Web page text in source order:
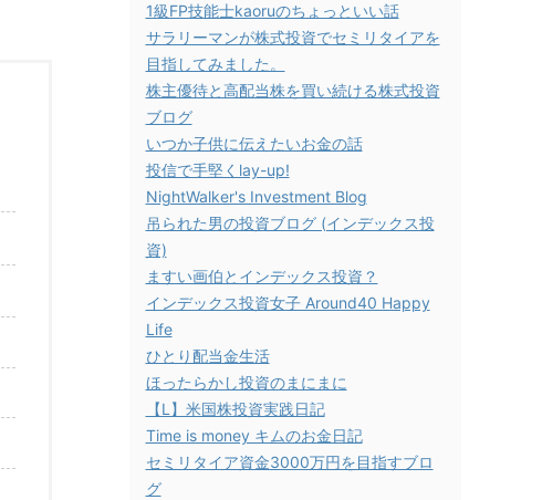
1級FP技能士kaoruのちょっといい話
サラリーマンが株式投資でセミリタイアを
目指してみました。
株主優待と高配当株を買い続ける株式投資
ブログ
いつか子供に伝えたいお金の話
投信で手堅くlay-up!
NightWalker's Investment Blog
吊られた男の投資ブログ (インデックス投
資)
ますい画伯とインデックス投資？
インデックス投資女子 Around40 Happy
Life
ひとり配当金生活
ほったらかし投資のまにまに
【L】米国株投資実践日記
Time is money キムのお金日記
セミリタイア資金3000万円を目指すブロ
グ